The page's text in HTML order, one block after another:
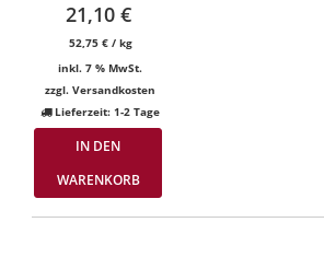
21,10 €
52,75 €/ kg
inkl. 7 % MwSt.
zzgl.Versandkosten
Lieferzeit:1-2 Tage
IN DEN
WARENKORB